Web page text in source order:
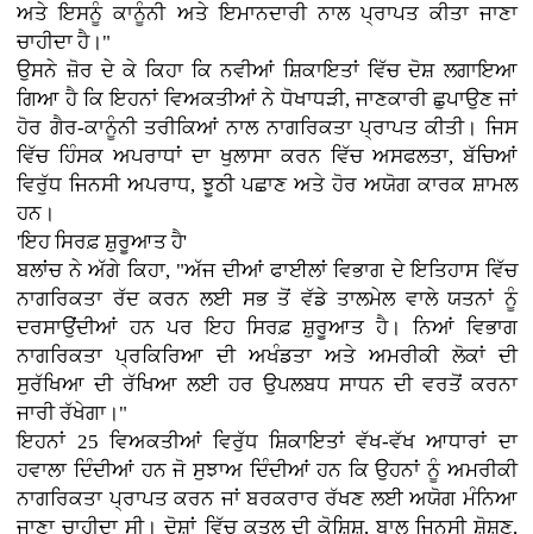
ਅਤੇ ਇਸਨੂੰ ਕਾਨੂੰਨੀ ਅਤੇ ਇਮਾਨਦਾਰੀ ਨਾਲ ਪ੍ਰਾਪਤ ਕੀਤਾ ਜਾਣਾ
ਚਾਹੀਦਾ ਹੈ।"
ਉਸਨੇ ਜ਼ੋਰ ਦੇ ਕੇ ਕਿਹਾ ਕਿ ਨਵੀਆਂ ਸ਼ਿਕਾਇਤਾਂ ਵਿੱਚ ਦੋਸ਼ ਲਗਾਇਆ
ਗਿਆ ਹੈ ਕਿ ਇਹਨਾਂ ਵਿਅਕਤੀਆਂ ਨੇ ਧੋਖਾਧੜੀ, ਜਾਣਕਾਰੀ ਛੁਪਾਉਣ ਜਾਂ
ਹੋਰ ਗੈਰ-ਕਾਨੂੰਨੀ ਤਰੀਕਿਆਂ ਨਾਲ ਨਾਗਰਿਕਤਾ ਪ੍ਰਾਪਤ ਕੀਤੀ। ਜਿਸ
ਵਿੱਚ ਹਿੰਸਕ ਅਪਰਾਧਾਂ ਦਾ ਖੁਲਾਸਾ ਕਰਨ ਵਿੱਚ ਅਸਫਲਤਾ, ਬੱਚਿਆਂ
ਵਿਰੁੱਧ ਜਿਨਸੀ ਅਪਰਾਧ, ਝੂਠੀ ਪਛਾਣ ਅਤੇ ਹੋਰ ਅਯੋਗ ਕਾਰਕ ਸ਼ਾਮਲ
ਹਨ।
'ਇਹ ਸਿਰਫ਼ ਸ਼ੁਰੂਆਤ ਹੈ'
ਬਲਾਂਚ ਨੇ ਅੱਗੇ ਕਿਹਾ, "ਅੱਜ ਦੀਆਂ ਫਾਈਲਾਂ ਵਿਭਾਗ ਦੇ ਇਤਿਹਾਸ ਵਿੱਚ
ਨਾਗਰਿਕਤਾ ਰੱਦ ਕਰਨ ਲਈ ਸਭ ਤੋਂ ਵੱਡੇ ਤਾਲਮੇਲ ਵਾਲੇ ਯਤਨਾਂ ਨੂੰ
ਦਰਸਾਉਂਦੀਆਂ ਹਨ ਪਰ ਇਹ ਸਿਰਫ਼ ਸ਼ੁਰੂਆਤ ਹੈ। ਨਿਆਂ ਵਿਭਾਗ
ਨਾਗਰਿਕਤਾ ਪ੍ਰਕਿਰਿਆ ਦੀ ਅਖੰਡਤਾ ਅਤੇ ਅਮਰੀਕੀ ਲੋਕਾਂ ਦੀ
ਸੁਰੱਖਿਆ ਦੀ ਰੱਖਿਆ ਲਈ ਹਰ ਉਪਲਬਧ ਸਾਧਨ ਦੀ ਵਰਤੋਂ ਕਰਨਾ
ਜਾਰੀ ਰੱਖੇਗਾ।"
ਇਹਨਾਂ 25 ਵਿਅਕਤੀਆਂ ਵਿਰੁੱਧ ਸ਼ਿਕਾਇਤਾਂ ਵੱਖ-ਵੱਖ ਆਧਾਰਾਂ ਦਾ
ਹਵਾਲਾ ਦਿੰਦੀਆਂ ਹਨ ਜੋ ਸੁਝਾਅ ਦਿੰਦੀਆਂ ਹਨ ਕਿ ਉਹਨਾਂ ਨੂੰ ਅਮਰੀਕੀ
ਨਾਗਰਿਕਤਾ ਪ੍ਰਾਪਤ ਕਰਨ ਜਾਂ ਬਰਕਰਾਰ ਰੱਖਣ ਲਈ ਅਯੋਗ ਮੰਨਿਆ
ਜਾਣਾ ਚਾਹੀਦਾ ਸੀ। ਦੋਸ਼ਾਂ ਵਿੱਚ ਕਤਲ ਦੀ ਕੋਸ਼ਿਸ਼, ਬਾਲ ਜਿਨਸੀ ਸ਼ੋਸ਼ਣ,